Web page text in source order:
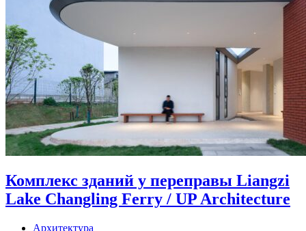
Комплекс зданий у переправы Liangzi
Lake Changling Ferry / UP Architecture
Архитектура